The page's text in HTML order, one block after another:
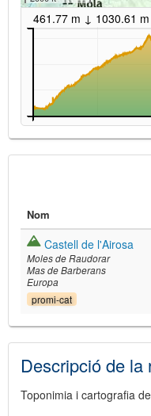
©
©
461.77 m ↓ 1030.61
Nom
Castell de l'Airosa
Moles de Raudorar
Mas de Barberans
Europa
promi-cat
Descripció de la
Toponimia i cartografia